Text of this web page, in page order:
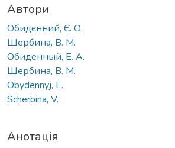
Автори
Обидєнний, Є. О.
Щербина, В. М.
Обиденный, Е. А.
Щербина, В. М.
Obydennyj, E.
Sсherbina, V.
Анотація